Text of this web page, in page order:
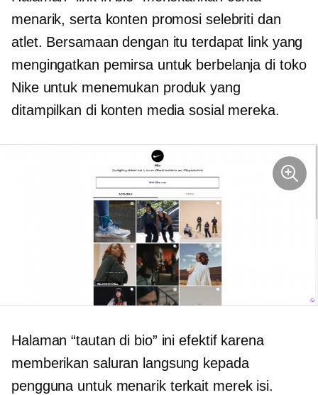
menarik, serta konten promosi selebriti dan
atlet. Bersamaan dengan itu terdapat link yang
mengingatkan pemirsa untuk berbelanja di toko
Nike untuk menemukan produk yang
ditampilkan di konten media sosial mereka.
Halaman “tautan di bio” ini efektif karena
memberikan saluran langsung kepada
pengguna untuk menarik terkait merekisi.